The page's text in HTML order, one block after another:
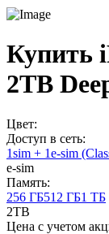
Купить
2TB
Цвет:
Доступ в сеть:
1sim + 1e-sim
e-sim
Память:
256 ГБ512 ГБ1 ТБ
2TB
Цена с учетом